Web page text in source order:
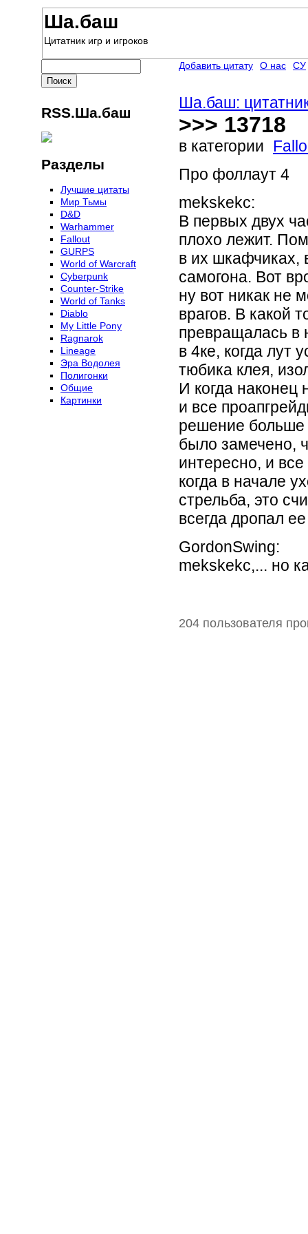
Ша.баш
Цитатник игр и игроков
Ша.баш:
>>> 13718
в категории
Про фоллаут 4
mekskekc:
В первых двух
плохо лежит.
в их шкафчиках,
самогона. Вот
ну вот никак не
врагов. В какой
превращалась в
в 4ке, когда лут
тюбика клея,
И когда наконец
и все
решение больше
было замечено,
интересно, и
когда в начале
стрельба, это
всегда дропал
GordonSwing:
mekskekc,... но
204 пользователя
Добавить цитату О нас СУ
RSS.Ша.баш
Разделы
Лучшие цитаты
Мир Тьмы
D&D
Warhammer
Fallout
GURPS
World of Warcraft
Сyberpunk
Counter-Strike
World of Tanks
Diablo
My Little Pony
Ragnarok
Lineage
Эра Водолея
Полигонки
Общие
Картинки